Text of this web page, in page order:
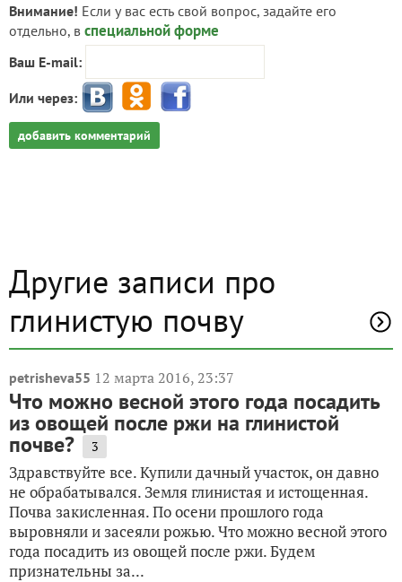
Внимание! Если у вас есть свой вопрос, задайте его
отдельно, в специальной форме
Ваш E-mail:
Или через:
добавить комментарий
Другие записи про
глинистую почву
petrisheva55 12 марта 2016, 23:37
Что можно весной этого года посадить
из овощей после ржи на глинистой
почве? 3
Здравствуйте все. Купили дачный участок, он давно
не обрабатывался. Земля глинистая и истощенная.
Почва закисленная. По осени прошлого года
выровняли и засеяли рожью. Что можно весной этого
года посадить из овощей после ржи. Будем
признательны за...